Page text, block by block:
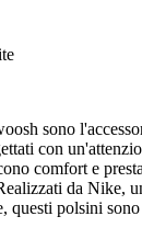
sono
con
comfort e
da Nike,
questi polsini